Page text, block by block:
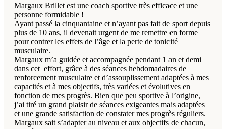
Margaux Brillet est une coach sportive très efficace et une
personne formidable !
Ayant passé la cinquantaine et n’ayant pas fait de sport depuis
plus de 10 ans, il devenait urgent de me remettre en forme
pour contrer les effets de l’âge et la perte de tonicité
musculaire.
Margaux m’a guidée et accompagnée pendant 1 an et demi
dans cet effort, grâce à des séances hebdomadaires de
renforcement musculaire et d’assouplissement adaptées à mes
capacités et à mes objectifs, très variées et évolutives en
fonction de mes progrès. Bien que peu sportive à l’origine,
j’ai tiré un grand plaisir de séances exigeantes mais adaptées
et une grande satisfaction de constater mes progrès réguliers.
Margaux sait s’adapter au niveau et aux objectifs de chacun,